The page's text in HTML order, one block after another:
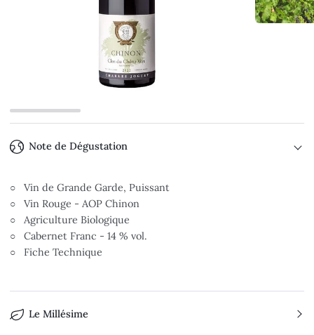
Note de Dégustation
○ Vin de Grande Garde, Puissant
○ Vin Rouge - AOP Chinon
○ Agriculture Biologique
○ Cabernet Franc - 14 % vol.
○ Fiche Technique
Le Millésime